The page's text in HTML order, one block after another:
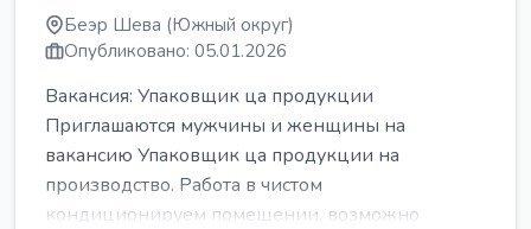
Беэр Шева (Южный округ)
Опубликовано: 05.01.2026
Вакансия: Упаковщик ца продукции
Приглашаются мужчины и женщины на
вакансию Упаковщик ца продукции на
производство. Работа в чистом
кондиционируем помещении, возможно